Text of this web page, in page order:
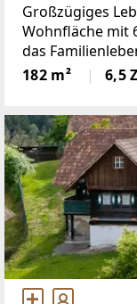
Großzügiges
Wohnfläche mit
das
komfortables
vereinen!Der
182 m² 6,5